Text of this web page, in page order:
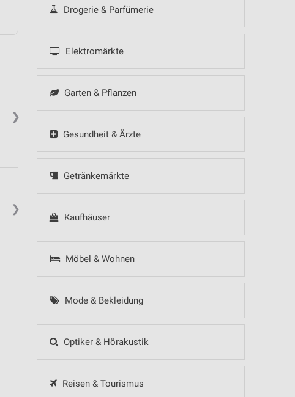
Drogerie & Parfümerie
Elektromärkte
Garten & Pflanzen
Gesundheit & Ärzte
Getränkemärkte
Kaufhäuser
Möbel & Wohnen
Mode & Bekleidung
Optiker & Hörakustik
Reisen & Tourismus
❯
❯